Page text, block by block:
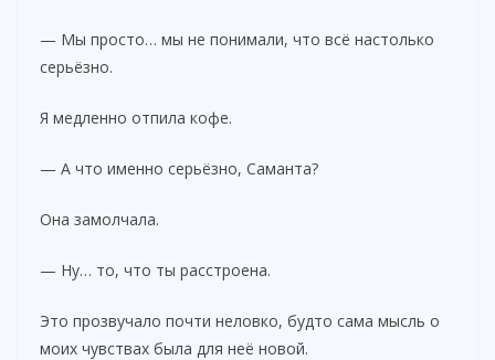
— Мы просто… мы не понимали, что всё настолько
серьёзно.
Я медленно отпила кофе.
— А что именно серьёзно, Саманта?
Она замолчала.
— Ну… то, что ты расстроена.
Это прозвучало почти неловко, будто сама мысль о
моих чувствах была для неё новой.